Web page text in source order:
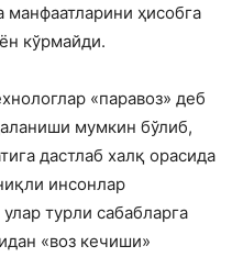
ҳисобга
кўрмайди.
«паравоз» деб
мумкин бўлиб,
дастлаб халқ орасида
инсонлар
турли сабабларга
«воз кечиши»